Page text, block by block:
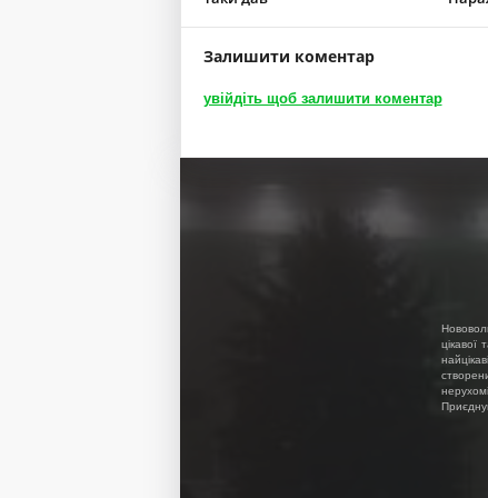
Залишити коментар
увійдіть щоб залишити коментар
цікавої